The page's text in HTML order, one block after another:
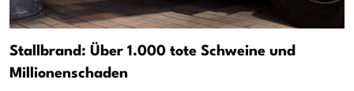
Stallbrand: Über 1.000 tote Schweine und
Millionenschaden